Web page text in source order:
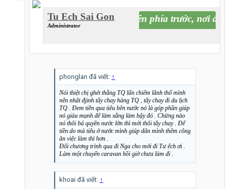
Tu Ech Sai Gon
Administrator
Hãy lái lên phía trước, nơi đó là
phonglan đã viết: ↑
Nói thiệt chị ghét thằng TQ lấn chiếm lãnh thổ mình
nên nhất đjinh tẩy chay hàng TQ , tẩy chay đi du lịch
TQ . Đem tiền qua tiêu bên nước nó là góp phần giúp
nó giàu mạnh để làm xằng làm bậy đó . Chừng nào
nó thôi bá quyền nước lớn thì mới thôi tẩy chay . Để
tiền do mà tiêu ở nước mình giúp dân mình thêm công
ăn việc làm thì hơn .
Đổi chương trình qua đi Nga cho mới đi Tư ếch ơi .
Làm một chuyến caravan hồi giờ chưa làm đi .
khoai đã viết: ↑